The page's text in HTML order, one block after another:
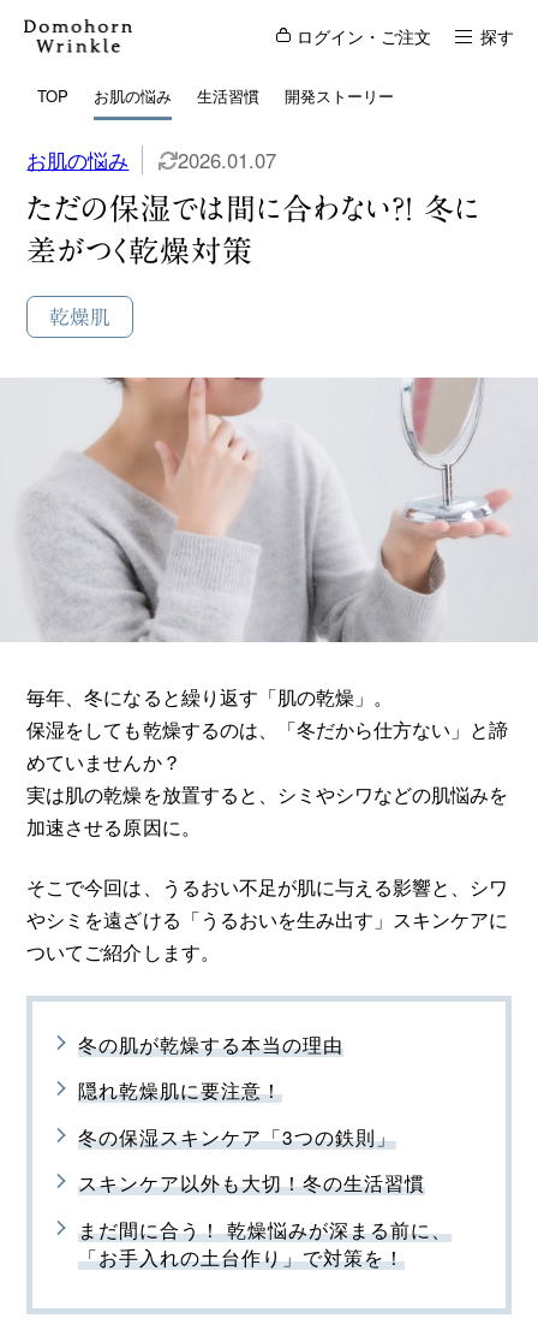
ログイン・ご注文 探す
TOP お肌の悩み 生活習慣 開発ストーリー
お肌の悩み 2026.01.07
ただの保湿では間に合わない？！ 冬に
差がつく乾燥対策
乾燥肌
毎年、冬になると繰り返す「肌の乾燥」。
保湿をしても乾燥するのは、「冬だから仕方ない」と諦
めていませんか？
実は肌の乾燥を放置すると、シミやシワなどの肌悩みを
加速させる原因に。
そこで今回は、うるおい不足が肌に与える影響と、シワ
やシミを遠ざける「うるおいを生み出す」スキンケアに
ついてご紹介します。
冬の肌が乾燥する本当の理由
隠れ乾燥肌に要注意！
冬の保湿スキンケア「3つの鉄則」
スキンケア以外も大切！冬の生活習慣
まだ間に合う！ 乾燥悩みが深まる前に、
「お手入れの土台作り」で対策を！